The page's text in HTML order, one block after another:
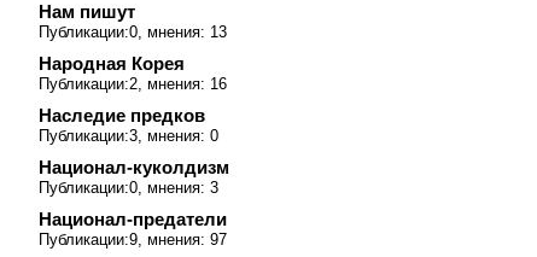
Нам пишут
Публикации:0, мнения: 13
Народная Корея
Публикации:2, мнения: 16
Наследие предков
Публикации:3, мнения: 0
Национал-куколдизм
Публикации:0, мнения: 3
Национал-предатели
Публикации:9, мнения: 97